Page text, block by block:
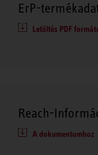
ErP-
Letöltés PDF
Reach-
A dokumentumhoz